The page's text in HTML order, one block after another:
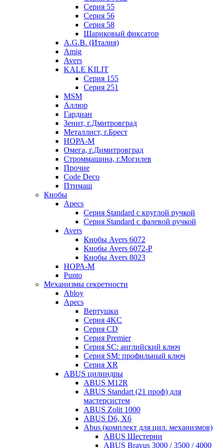
Серия 55
Серия 56
Серия 58
Шариковый фиксатор
A.G.B. (Италия)
Amig
Avers
KALE KILIT
Серия 155
Серия 251
MSM
Аллюр
Гардиан
Зенит, г.Дмитровград
Металлист, г.Брест
НОРА-М
Омега, г.Димитровград
Строммашина, г.Могилев
Прочие
Code Deco
Птимаш
Кнобы
Apecs
Серия Standard с круглой ручкой
Серия Standard с фалевой ручкой
Avers
Кнобы Avers 6072
Кнобы Avers 6072-P
Кнобы Avers 8023
НОРА-М
Punto
Механизмы секретности
Abloy
Apecs
Вертушки
Серия 4KC
Серия CD
Серия Premier
Серия SC: английский ключ
Серия SM: профильный ключ
Серия XR
ABUS цилиндры
ABUS M12R
ABUS Standart (21 проф) для
мастерсистем
ABUS Zolit 1000
ABUS D6, X6
Abus (комплект для цил. механизмов)
ABUS Шестерни
ABUS Bravus 3000 / 3500 / 4000